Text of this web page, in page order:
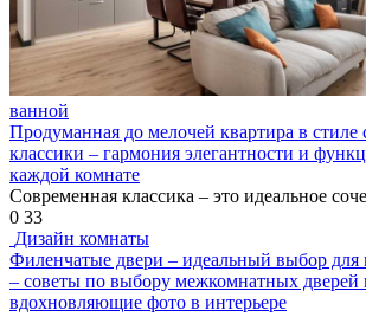
ванной
Продуманная до мелочей квартира в стиле
классики – гармония элегантности и
каждой комнате
Современная классика – это идеальное
0 33
Дизайн комнаты
Филенчатые двери – идеальный выбор для
– советы по выбору межкомнатных дверей
вдохновляющие фото в интерьере